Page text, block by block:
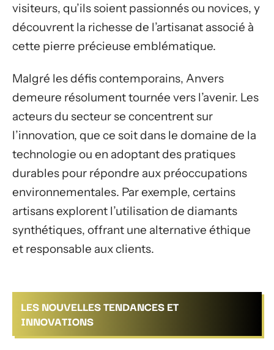
visiteurs, qu’ils soient passionnés ou novices, y
découvrent la richesse de l’artisanat associé à
cette pierre précieuse emblématique.
Malgré les défis contemporains, Anvers
demeure résolument tournée vers l’avenir. Les
acteurs du secteur se concentrent sur
l’innovation, que ce soit dans le domaine de la
technologie ou en adoptant des pratiques
durables pour répondre aux préoccupations
environnementales. Par exemple, certains
artisans explorent l’utilisation de diamants
synthétiques, offrant une alternative éthique
et responsable aux clients.
LES NOUVELLES TENDANCES ET
INNOVATIONS